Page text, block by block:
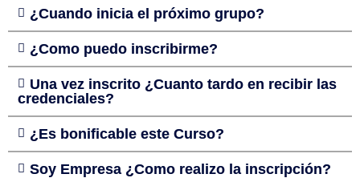
¿Cuando inicia el próximo grupo?
¿Como puedo inscribirme?
Una vez inscrito ¿Cuanto tardo en recibir las
credenciales?
¿Es bonificable este Curso?
Soy Empresa ¿Como realizo la inscripción?